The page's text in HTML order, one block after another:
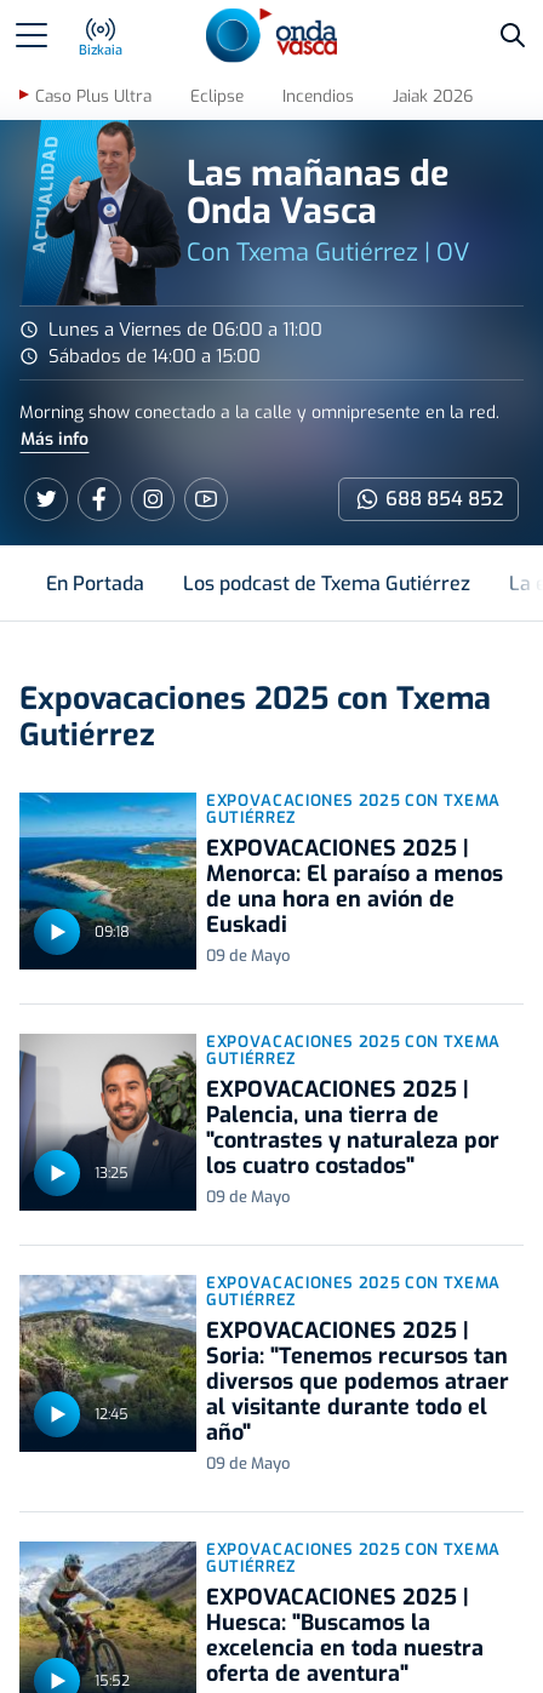
Bizkaia
Caso Plus Ultra Eclipse Incendios Jaiak 2026
ACTUALIDAD
Las mañanas de
Onda Vasca
Con Txema Gutiérrez | OV
Lunes a Viernes de 06:00 a 11:00
Sábados de 14:00 a 15:00
Morning show conectado a la calle y omnipresente en la red.
Más info
688 854 852
En Portada Los podcast de Txema Gutiérrez La
Expovacaciones 2025 con Txema
Gutiérrez
09:18
EXPOVACACIONES 2025 CON TXEMA
GUTIÉRREZ
EXPOVACACIONES 2025 |
Menorca: El paraíso a menos
de una hora en avión de
Euskadi
09 de Mayo
13:25
EXPOVACACIONES 2025 CON TXEMA
GUTIÉRREZ
EXPOVACACIONES 2025 |
Palencia, una tierra de
"contrastes y naturaleza por
los cuatro costados"
09 de Mayo
12:45
EXPOVACACIONES 2025 CON TXEMA
GUTIÉRREZ
EXPOVACACIONES 2025 |
Soria: "Tenemos recursos tan
diversos que podemos atraer
al visitante durante todo el
año"
09 de Mayo
15:52
EXPOVACACIONES 2025 CON TXEMA
GUTIÉRREZ
EXPOVACACIONES 2025 |
Huesca: "Buscamos la
excelencia en toda nuestra
oferta de aventura"